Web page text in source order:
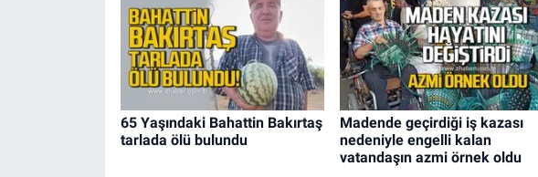
65 Yaşındaki Bahattin Bakırtaş
tarlada ölü bulundu
Madende geçirdiği iş kazası
nedeniyle engelli kalan
vatandaşın azmi örnek oldu